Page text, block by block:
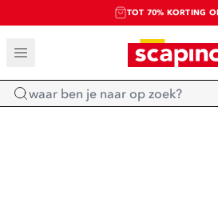
TOT 70% KORTING
SALE: LAATSTE
SHOP NIEUW
Home